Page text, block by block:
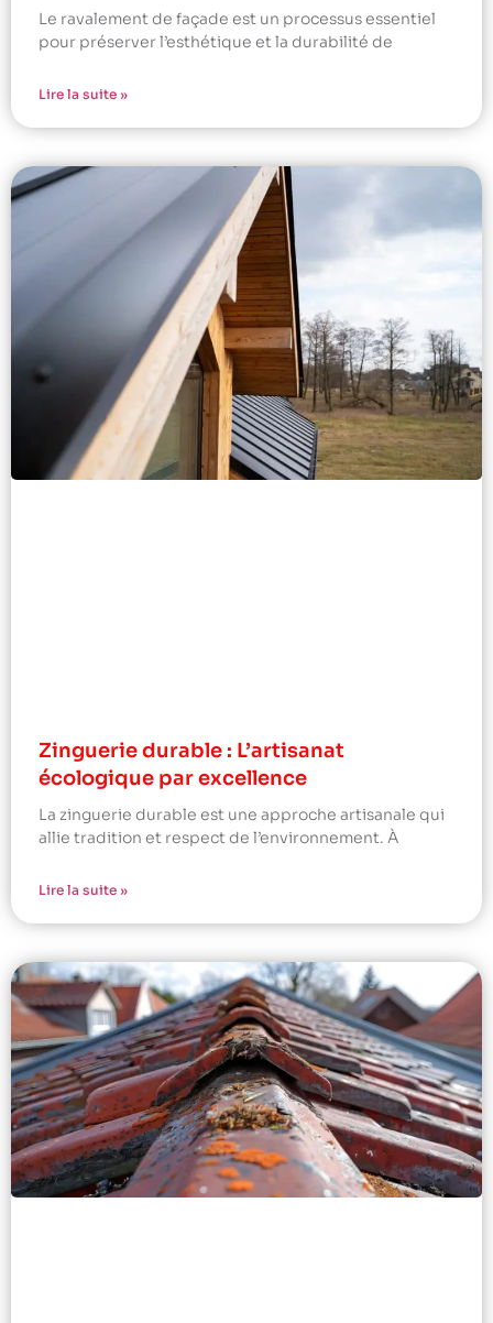
Le ravalement de façade est un processus essentiel
pour préserver l’esthétique et la durabilité de
Lire la suite »
Zinguerie durable : L’artisanat
écologique par excellence
La zinguerie durable est une approche artisanale qui
allie tradition et respect de l’environnement. À
Lire la suite »